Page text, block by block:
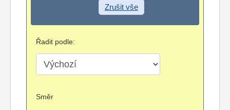
Zrušit vše
Řadit podle:
Směr